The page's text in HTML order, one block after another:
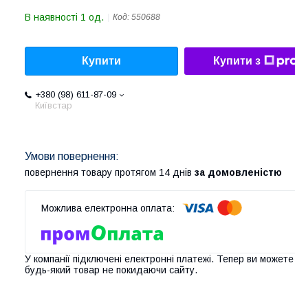
В наявності 1 од. Код: 550688
Купити Купити з
+380 (98) 611-87-09
Київстар
повернення товару протягом 14 днів за домовленістю
У компанії підключені електронні платежі. Тепер ви можете
будь-який товар не покидаючи сайту.